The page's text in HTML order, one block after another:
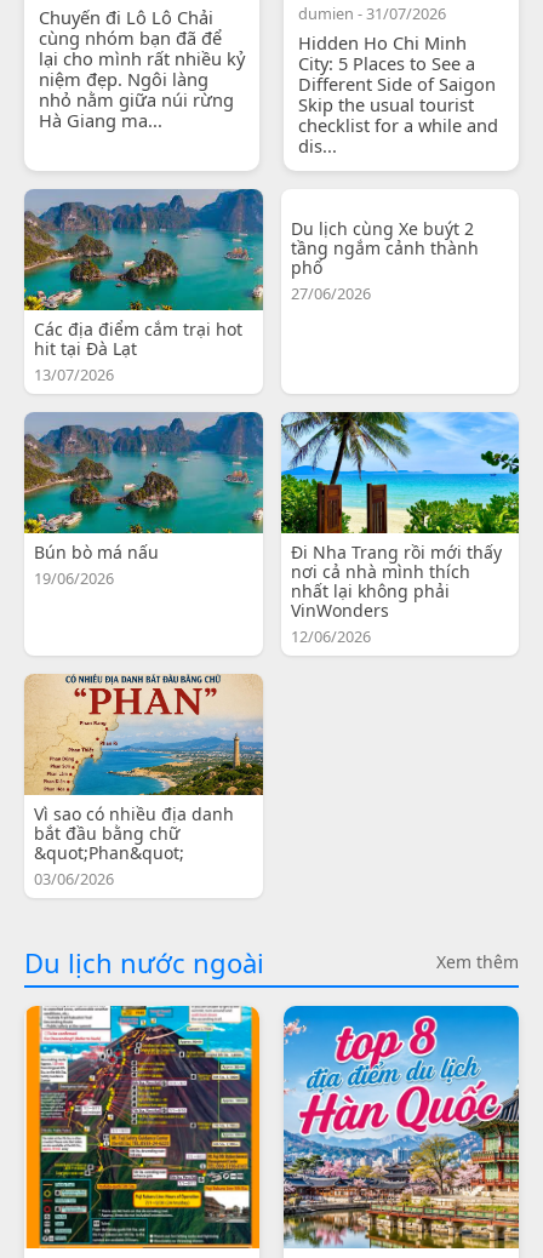
Chuyến đi Lô Lô Chải
cùng nhóm bạn đã để
lại cho mình rất nhiều kỷ
niệm đẹp. Ngôi làng
nhỏ nằm giữa núi rừng
Hà Giang ma...
dumien - 31/07/2026
Hidden Ho Chi Minh
City: 5 Places to See a
Different Side of Saigon
Skip the usual tourist
checklist for a while and
dis...
Các địa điểm cắm trại hot
hit tại Đà Lạt
13/07/2026
Du lịch cùng Xe buýt 2
tầng ngắm cảnh thành
phố
27/06/2026
Bún bò má nấu
19/06/2026
Đi Nha Trang rồi mới thấy
nơi cả nhà mình thích
nhất lại không phải
VinWonders
12/06/2026
Vì sao có nhiều địa danh
bắt đầu bằng chữ
&quot;Phan&quot;
03/06/2026
Du lịch nước ngoài Xem thêm